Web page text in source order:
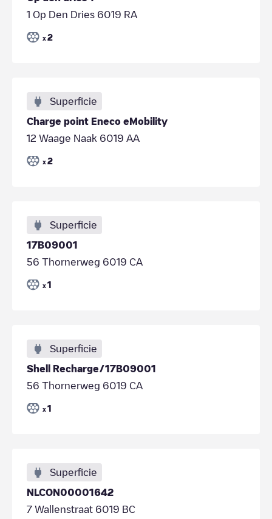
1 Op Den Dries 6019 RA
x 2
Superficie
Charge point Eneco eMobility
12 Waage Naak 6019 AA
x 2
Superficie
17B09001
56 Thornerweg 6019 CA
x 1
Superficie
Shell Recharge/17B09001
56 Thornerweg 6019 CA
x 1
Superficie
NLCON00001642
7 Wallenstraat 6019 BC